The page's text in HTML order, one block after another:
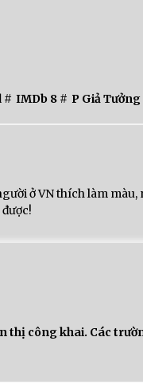
# IMDb 8 # P Giả Tưởng
ở VN thích làm
thị công khai. Các